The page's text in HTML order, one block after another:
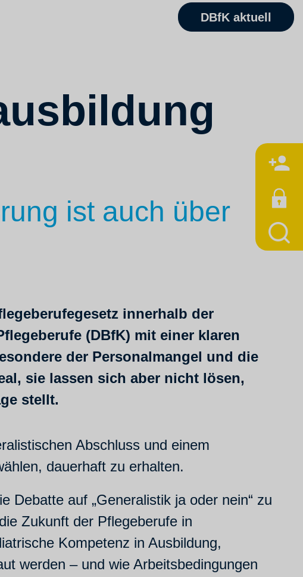
DBfK aktuell
ist auch über
innerhalb der
(DBfK) mit einer klaren
der Personalmangel und die
sie lassen sich aber nicht lösen,
stellt.
Abschluss und einem
dauerhaft zu erhalten.
Debatte auf „Generalistik ja oder nein“ zu
Zukunft der Pflegeberufe in
Kompetenz in Ausbildung,
werden – und wie Arbeitsbedingungen